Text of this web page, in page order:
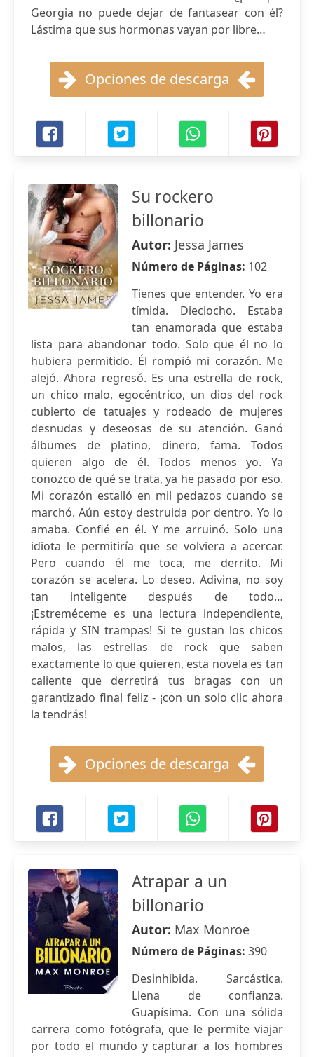
Georgia no puede dejar de fantasear con él?
Lástima que sus hormonas vayan por libre…
Opciones de descarga
Su rockero
billonario
Autor: Jessa James
Número de Páginas: 102
Tienes que entender. Yo era
tímida. Dieciocho. Estaba
tan enamorada que estaba
lista para abandonar todo. Solo que él no lo
hubiera permitido. Él rompió mi corazón. Me
alejó. Ahora regresó. Es una estrella de rock,
un chico malo, egocéntrico, un dios del rock
cubierto de tatuajes y rodeado de mujeres
desnudas y deseosas de su atención. Ganó
álbumes de platino, dinero, fama. Todos
quieren algo de él. Todos menos yo. Ya
conozco de qué se trata, ya he pasado por eso.
Mi corazón estalló en mil pedazos cuando se
marchó. Aún estoy destruida por dentro. Yo lo
amaba. Confié en él. Y me arruinó. Solo una
idiota le permitiría que se volviera a acercar.
Pero cuando él me toca, me derrito. Mi
corazón se acelera. Lo deseo. Adivina, no soy
tan inteligente después de todo…
¡Estreméceme es una lectura independiente,
rápida y SIN trampas! Si te gustan los chicos
malos, las estrellas de rock que saben
exactamente lo que quieren, esta novela es tan
caliente que derretirá tus bragas con un
garantizado final feliz - ¡con un solo clic ahora
la tendrás!
Opciones de descarga
Atrapar a un
billonario
Autor: Max Monroe
Número de Páginas: 390
Desinhibida. Sarcástica.
Llena de confianza.
Guapísima. Con una sólida
carrera como fotógrafa, que le permite viajar
por todo el mundo y capturar a los hombres